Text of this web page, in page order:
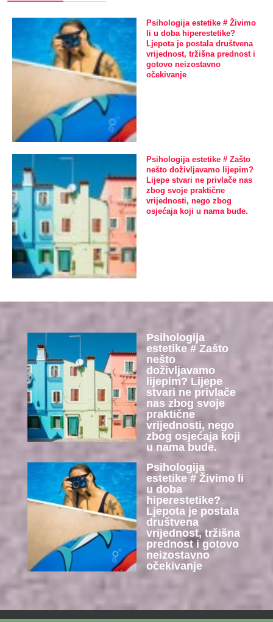
Psihologija estetike # Živimo
li u doba hiperestetike?
Ljepota je postala društvena
vrijednost, tržišna prednost i
gotovo neizostavno
očekivanje
Psihologija estetike # Zašto
nešto doživljavamo lijepim?
Lijepe stvari ne privlače nas
zbog svoje praktične
vrijednosti, nego zbog
osjećaja koji u nama bude.
Psihologija
estetike # Zašto
nešto
doživljavamo
lijepim? Lijepe
stvari ne privlače
nas zbog svoje
praktične
vrijednosti, nego
zbog osjećaja koji
u nama bude.
Psihologija
estetike # Živimo li
u doba
hiperestetike?
Ljepota je postala
društvena
vrijednost, tržišna
prednost i gotovo
neizostavno
očekivanje